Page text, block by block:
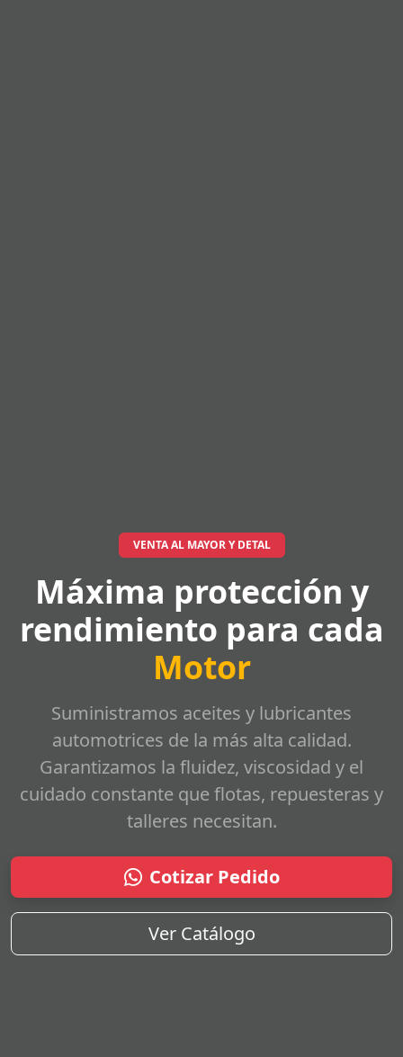
VENTA AL MAYOR Y DETAL
Máxima protección y
rendimiento para cada
Motor
Suministramos aceites y lubricantes
automotrices de la más alta calidad.
Garantizamos la fluidez, viscosidad y el
cuidado constante que flotas, repuesteras y
talleres necesitan.
Cotizar Pedido
Ver Catálogo